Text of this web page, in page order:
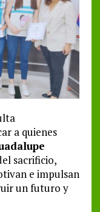
a quienes
sacrificio,
e impulsan
un futuro y